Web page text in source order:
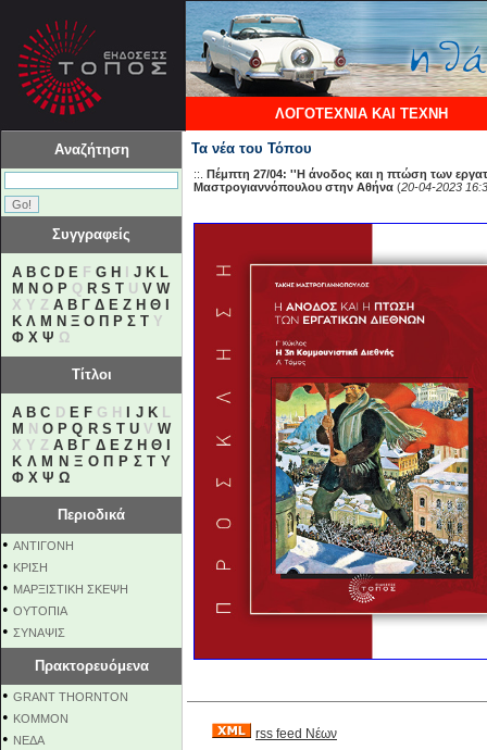
ΛΟΓΟΤΕΧΝΙΑ ΚΑΙ ΤΕΧΝΗ
Αναζήτηση
Συγγραφείς
A B C D E F G H J K L
M N O P Q R S T U V W
X Y Z Α Β Γ Δ Ε Ζ Η Θ
Κ Λ Μ Ν Ξ Ο Π Ρ Σ Τ Υ
Φ Χ Ψ Ω
Τίτλοι
A B C D E FG H J KL
M NO P Q R S T UVW
X Y ZΑ Β Γ Δ Ε Ζ Η Θ
Κ Λ Μ Ν Ξ Ο Π Ρ Σ Τ Υ
Φ Χ Ψ Ω
Περιοδικά
• ΑΝΤΙΓΟΝΗ
• ΚΡΙΣΗ
• ΜΑΡΞΙΣΤΙΚΗ ΣΚΕΨΗ
• ΟΥΤΟΠΙΑ
• ΣΥΝΑΨΙΣ
Πρακτορευόμενα
• GRANT THORNTON
• KOMMON
• NEΔΑ
Τα νέα του Τόπου
::. Πέμπτη 27/04: ''Η άνοδος και η πτώση των
Μαστρογιαννόπουλου στην Αθήνα (20-04-2023
rss feed Νέων